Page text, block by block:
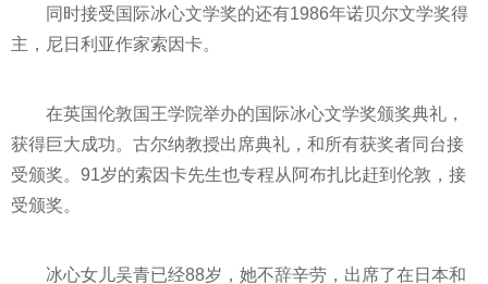
同时接受国际冰心文学奖的还有1986年诺贝尔文学奖得
主，尼日利亚作家索因卡。
在英国伦敦国王学院举办的国际冰心文学奖颁奖典礼，
获得巨大成功。古尔纳教授出席典礼，和所有获奖者同台接
受颁奖。91岁的索因卡先生也专程从阿布扎比赶到伦敦，接
受颁奖。
冰心女儿吴青已经88岁，她不辞辛劳，出席了在日本和